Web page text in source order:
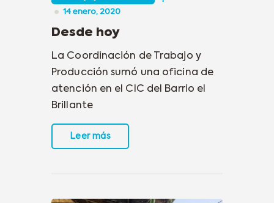
14 enero, 2020
Desde hoy
La Coordinación de Trabajo y
Producción sumó una oficina de
atención en el CIC del Barrio el
Brillante
Leer más